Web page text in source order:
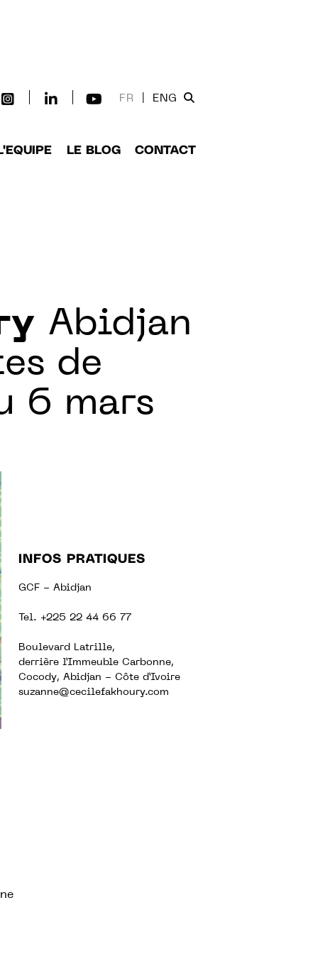
FR ENG
LE BLOG CONTACT
Abidjan
de
6 mars
INFOS PRATIQUES
GCF - Abidjan
Tel. +225 22 44 66 77
Boulevard Latrille,
derrière l’Immeuble Carbonne,
Cocody, Abidjan - Côte d’Ivoire
suzanne@cecilefakhoury.com